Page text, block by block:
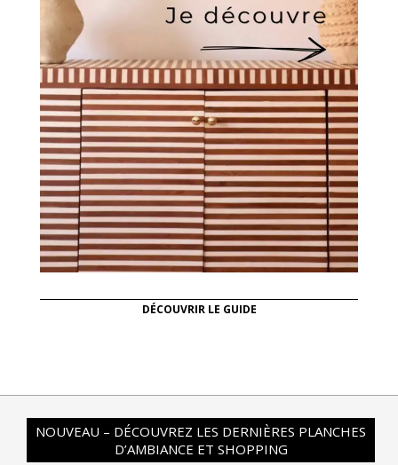
DÉCOUVRIR LE GUIDE
NOUVEAU – DÉCOUVREZ LES DERNIÈRES PLANCHES
D’AMBIANCE ET SHOPPING